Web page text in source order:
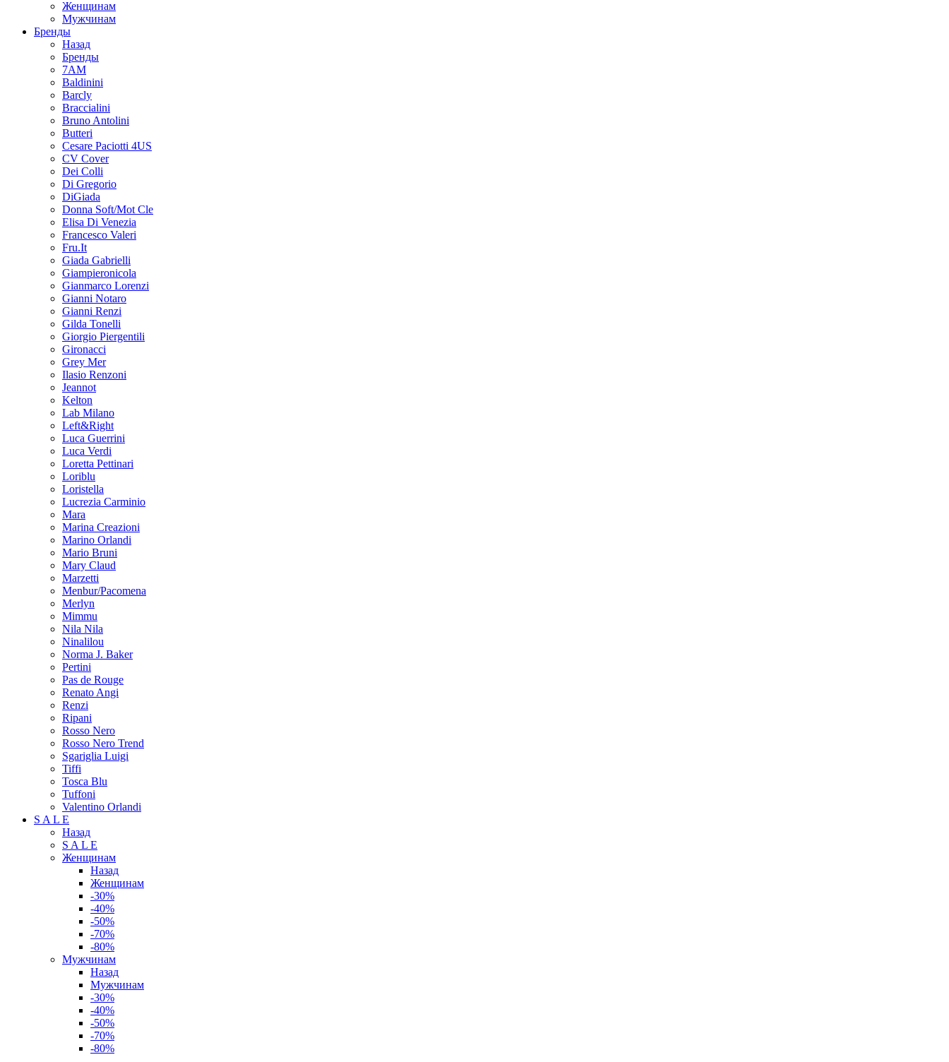
Женщинам
Мужчинам
Бренды
Назад
Бренды
7AM
Baldinini
Barcly
Braccialini
Bruno Antolini
Butteri
Cesare Paciotti 4US
CV Cover
Dei Colli
Di Gregorio
DiGiada
Donna Soft/Mot Cle
Elisa Di Venezia
Francesco Valeri
Fru.It
Giada Gabrielli
Giampieronicola
Gianmarco Lorenzi
Gianni Notaro
Gianni Renzi
Gilda Tonelli
Giorgio Piergentili
Gironacci
Grey Mer
Ilasio Renzoni
Jeannot
Kelton
Lab Milano
Left&Right
Luca Guerrini
Luca Verdi
Loretta Pettinari
Loriblu
Loristella
Lucrezia Carminio
Mara
Marina Creazioni
Marino Orlandi
Mario Bruni
Mary Claud
Marzetti
Menbur/Pacomena
Merlyn
Mimmu
Nila Nila
Ninalilou
Norma J. Baker
Pertini
Pas de Rouge
Renato Angi
Renzi
Ripani
Rosso Nero
Rosso Nero Trend
Sgariglia Luigi
Tiffi
Tosca Blu
Tuffoni
Valentino Orlandi
S A L E
Назад
S A L E
Женщинам
Назад
Женщинам
-30%
-40%
-50%
-70%
-80%
Мужчинам
Назад
Мужчинам
-30%
-40%
-50%
-70%
-80%